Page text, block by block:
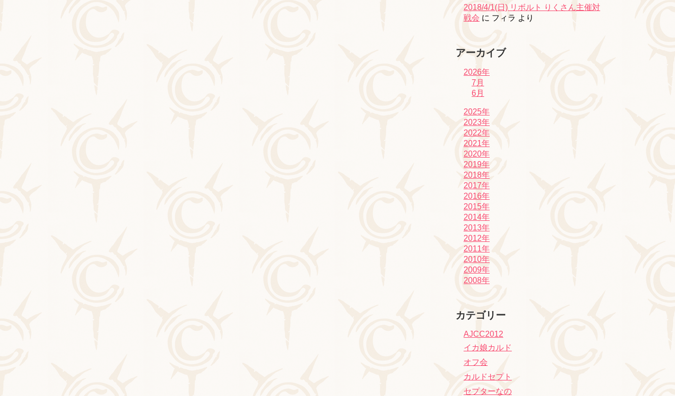
2018/4/1(日) リボルト りくさん主催対
戦会 に フィラ より
アーカイブ
2026年
7月
6月
2025年
2023年
2022年
2021年
2020年
2019年
2018年
2017年
2016年
2015年
2014年
2013年
2012年
2011年
2010年
2009年
2008年
カテゴリー
AJCC2012
イカ娘カルド
オフ会
カルドセプト
セプターなの